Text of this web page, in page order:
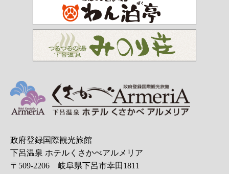
政府登録国際観光旅館
下呂温泉 ホテルくさかべアルメリア
〒509-2206 岐阜県下呂市幸田1811